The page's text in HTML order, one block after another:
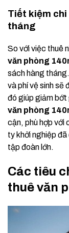
Tiết kiệm chi
tháng
So với việc thuê
văn phòng
sách hàng
và phí vệ sinh sẽ
đó giúp giảm bớt
văn phòng
cận, phù hợp với
ty khởi nghiệp
tập đoàn lớn.
Các tiêu
thuê văn